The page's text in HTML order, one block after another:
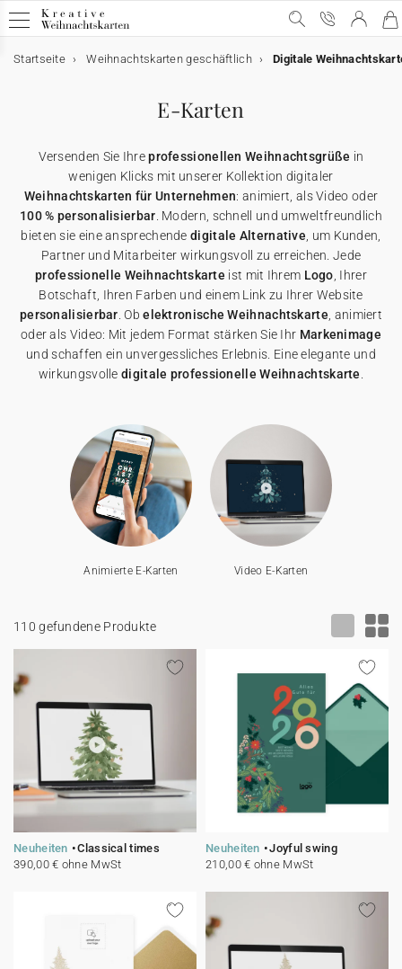
Geschäftliche Weihnachtskarten
Geschäftliche Weihnachtskarten
Alle geschäftlichen Weihnachtskarten
Weihnachtskarten mit Gold
Lustige Weihnachtskarten
Weihnachtliche Karten
Originelle Weihnachtskarten
Karten mit Blumensamen
100% personalisierbare Karten
★ Gratis Musterkarten
★ Angebot anfragen
E-Karten
Weihnachtskarten-Video
Weihnachtskarten-Video Premium
Weihnachtskarten mit Schokolade
Weihnachtskarten mit Schokolade
Alle Weihnachtskarten mit Schokolade
Schokoladentafel
Karte mit zwei Schokoladen
★ Gratis Musterkarten
★ Angebot anfragen
Werbeartikel für Unternehmen
Werbeartikel für Unternehmen
Einwegkameras
Geschenkgutscheine
Danksagungskarten
Postkarten
Adressaufkleber für Umschläge
Thekenaufsteller
Startseite Weihnachtskarten geschäftlich Digitale
E-Karten
Versenden Sie Ihreprofessionellen Weihnachtsgrüße in
wenigen Klicks mit unserer Kollektion digitaler
Weihnachtskarten für Unternehmen: animiert, als Video oder
100 % personalisierbar . Modern, schnell und umweltfreundlich
bieten sie eine ansprechendedigitale Alternative , um Kunden,
Partner und Mitarbeiter wirkungsvoll zu erreichen. Jede
professionelle Weihnachtskarte ist mit Ihrem Logo , Ihrer
Botschaft, Ihren Farben und einem Link zu Ihrer Website
personalisierbar . Obelektronische Weihnachtskarte , animiert
oder als Video: Mit jedem Format stärken Sie Ihr Markenimage
und schaffen ein unvergessliches Erlebnis. Eine elegante und
wirkungsvolledigitale professionelle Weihnachtskarte
Animierte E-Karten Video E-Karten
110 gefundene Produkte
Neuheiten
Classical times
390,00 € ohne MwSt
Neuheiten
Joyful swing
210,00 € ohne MwSt